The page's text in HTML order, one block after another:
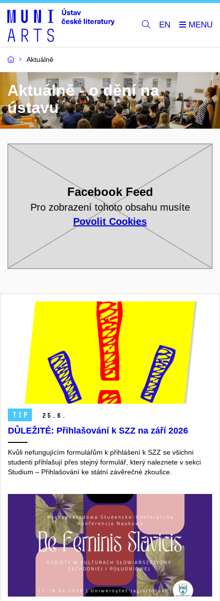
EN
Aktuálně
Aktuálně - o dění na
ústavu
Facebook Feed
Pro zobrazení tohoto obsahu musíte
Povolit Cookies
TIP 25. 6.
DŮLEŽITÉ: Přihlašování k SZZ na září 2026
Kvůli nefungujícím formulářům k přihlášení k SZZ se všichni
studenti přihlašují přes stejný formulář, který naleznete v sekci
Studium ‒ Přihlašování ke státní závěrečné zkoušce.